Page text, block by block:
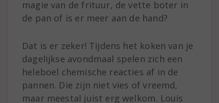
magie van de frituur, de vette boter in
de pan of is er meer aan de hand?
Dat is er zeker! Tijdens het koken van je
dagelijkse avondmaal spelen zich een
heleboel chemische reacties af in de
pannen. Die zijn niet vies of vreemd,
maar meestal juist erg welkom. Louis